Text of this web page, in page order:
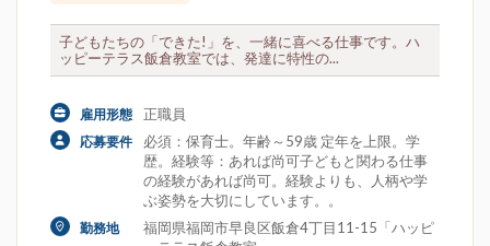
子どもたちの「できた!」を、一緒に喜べる仕事です。ハ
ッピーテラス飯倉教室では、発達に特性の...
雇用形態 正職員
応募要件
必須：保育士。年齢～59歳 定年を上限。学
歴。経験等：あれば尚可子どもと関わる仕事
の経験があれば尚可。経験よりも、人柄や学
ぶ姿勢を大切にしています。。
勤務地
福岡県福岡市早良区飯倉4丁目11-15「ハッピ